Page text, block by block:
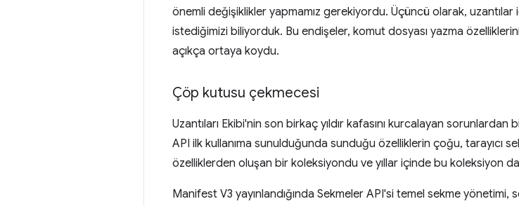
önemli değişiklikler yapmamız gerekiyordu. Üçüncü olarak,
istediğimizi biliyorduk. Bu endişeler, komut dosyası yazma
açıkça ortaya koydu.
Çöp kutusu çekmecesi
Uzantıları Ekibi'nin son birkaç yıldır kafasını kurcalayan sorunlardan
API ilk kullanıma sunulduğunda sunduğu özelliklerin çoğu, tarayıcı
özelliklerden oluşan bir koleksiyondu ve yıllar içinde bu koleksiyon
Manifest V3 yayınlandığında Sekmeler API'si temel sekme